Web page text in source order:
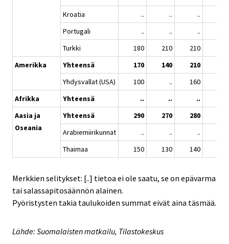
Kroatia
.. .. ..
Portugali
.. .. ..
Turkki
180 210 210
Amerikka
Yhteensä 170 140 210
Yhdysvallat (USA)
100 .. 160
Afrikka
Yhteensä .. .. ..
Aasia ja
Oseania
Yhteensä 290 270 280
Arabiemiirikunnat
.. .. ..
Thaimaa
150 130 140
Merkkien selitykset: [..] tietoa ei ole saatu, se on epävarma
tai salassapitosäännön alainen.
Pyöristysten takia taulukoiden summat eivät aina täsmää.
Lähde: Suomalaisten matkailu, Tilastokeskus